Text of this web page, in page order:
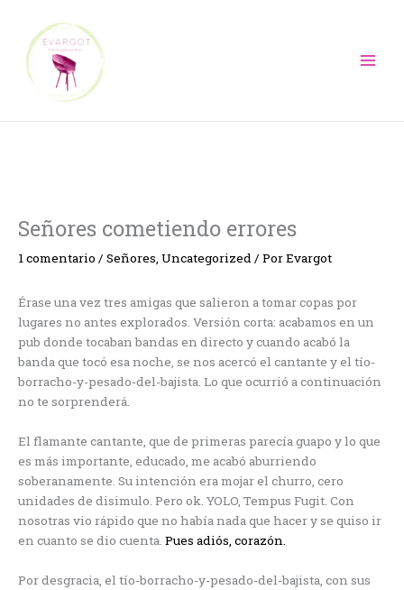
contenido
Señores cometiendo errores
1 comentario / Señores, Uncategorized/ PorEvargot
Érase una vez tres amigas que salieron a tomar copas por
lugares no antes explorados. Versión corta: acabamos en un
pub donde tocaban bandas en directo y cuando acabó la
banda que tocó esa noche, se nos acercó el cantante y el tío-
borracho-y-pesado-del-bajista. Lo que ocurrió a continuación
no te sorprenderá.
El flamante cantante, que de primeras parecía guapo y lo que
es más importante, educado, me acabó aburriendo
soberanamente. Su intención era mojar el churro, cero
unidades de disimulo. Pero ok. YOLO, Tempus Fugit. Con
nosotras vio rápido que no había nada que hacer y se quiso ir
en cuanto se dio cuenta. Pues adiós, corazón.
Por desgracia, el tío-borracho-y-pesado-del-bajista, con sus